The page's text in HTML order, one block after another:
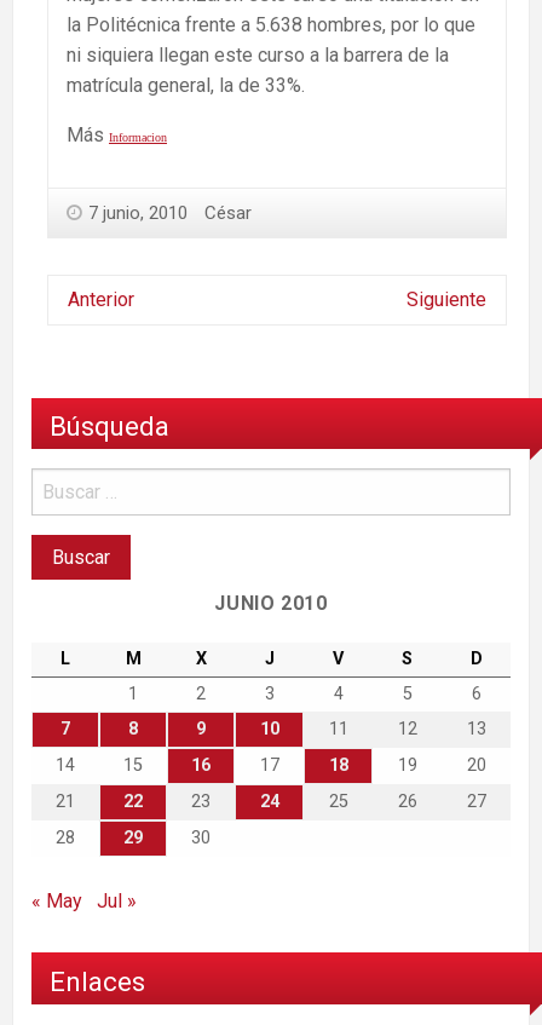
la Politécnica frente a 5.638 hombres, por lo que
ni siquiera llegan este curso a la barrera de la
matrícula general, la de 33%.
Más Informacion
7 junio, 2010 César
Anterior Siguiente
Búsqueda
JUNIO 2010
L M X J V S
D
1
2 3 4 5
6
7
8 9 10 11 12
13
14
15 16 17 18 19
20
21
22 23 24 25 26
27
28
29 30
« May Jul »
Enlaces